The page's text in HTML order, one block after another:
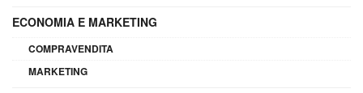
ECONOMIA E MARKETING
COMPRAVENDITA
MARKETING